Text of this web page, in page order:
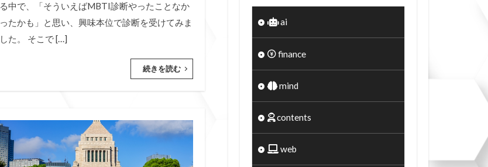
る中で、「そういえばMBTI診断やったことなか
ったかも」と思い、興味本位で診断を受けてみま
した。 そこで […]
続きを読む
ai
finance
mind
contents
web